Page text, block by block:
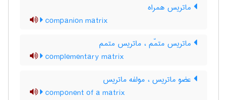
ماتریس همراه
companion matrix
ماتریس متمّم ، ماتریس متمم
complementary matrix
عضو ماتریس ، مولفه ماتریس
component of a matrix